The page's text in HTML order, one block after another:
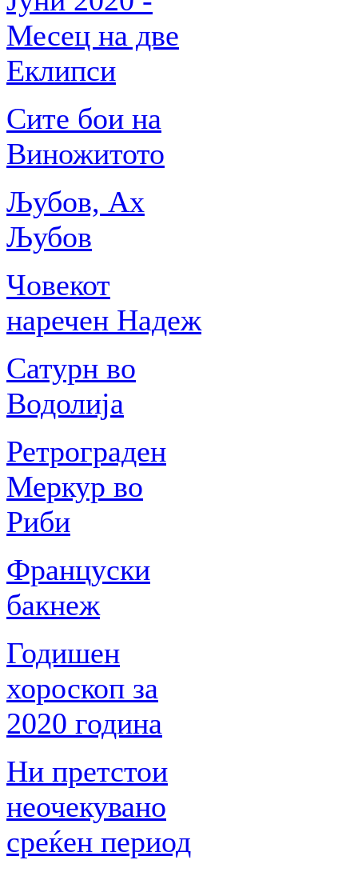
Месец на две
Еклипси
Сите бои на
Виножитото
Љубов, Ах
Љубов
Човекот
наречен Надеж
Сатурн во
Водолија
Ретрограден
Меркур во
Риби
Француски
бакнеж
Годишен
хороскоп за
2020 година
Ни претстои
неочекувано
среќен период